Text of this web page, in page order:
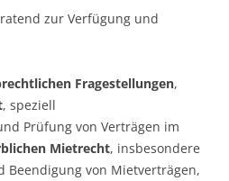
zur Verfügung und
Fragestellungen,
, speziell
Prüfung von Verträgen im
Mietrecht, insbesondere
Beendigung von Mietverträgen,